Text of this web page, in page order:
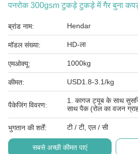
पनरोक 300gsm टुकड़े टुकड़े में गैर बुना
ब्रांड नाम: Hendar
मॉडल संख्या: HD-ला
एमओक्यू: 1000kg
कीमत: USD1.8-3.1/kg
पैकेजिंग विवरण:
1. कागज ट्यूब के साथ
साथ पैक (रोल का वजन
भुगतान की शर्तें: टी / टी, एल / सी
सबसे अच्छी कीमत पाएं